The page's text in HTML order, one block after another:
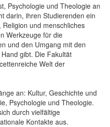
Psychologie und Theologie an
darin, ihren Studierenden ein
und menschliches
Werkzeuge für die
und den Umgang mit den
gibt. Die Fakultät
Welt der
an: Kultur, Geschichte und
Psychologie und Theologie.
durch vielfältige
Kontakte aus.